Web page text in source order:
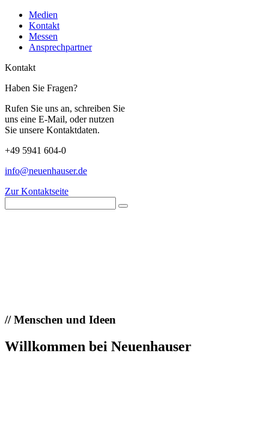
Medien
Kontakt
Messen
Ansprechpartner
Kontakt
Haben Sie Fragen?
Rufen Sie uns an, schreiben Sie
uns eine E-Mail, oder nutzen
Sie unsere Kontaktdaten.
+49 5941 604-0
info@neuenhauser.de
Zur Kontaktseite
//Menschen und Ideen
Willkommen bei Neuenhauser